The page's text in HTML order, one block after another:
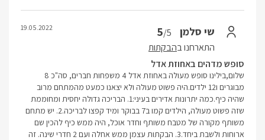
שי סלמן 5/5
התארחנו בהבקתות
19.05.2022
סופש מדהים באחוזת אדל
שלום,בילינו סופש מעולה באחוזת אדל 4 משפחות חברים, סה"כ 8
מבוגרים ו12 ילדים.היה פשוט מעולה ולא יצאנו כמעט מהמתחם מרוב
שהיה כיף.כמה יתרונות אדירים בעיני:1. הבריכה גדולה יחסית ומחוממת
שזה פשוט מעולה, הילדים קמו ב7 בבוקר ומיד קפצו לבריכה.2. יש מתחם
משותף מקורה של מטבח משותף וחדר אוכל, היה ממש כיף להכין שם
ארוחות ולשבת ביחד.3. הבקתות עצמן ממש אחלה ועם 2 חדרי שינה. זה